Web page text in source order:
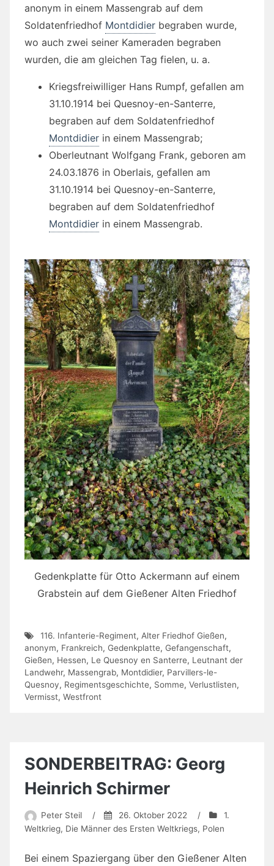
anonym in einem Massengrab auf dem
Soldatenfriedhof Montdidier begraben wurde,
wo auch zwei seiner Kameraden begraben
wurden, die am gleichen Tag fielen, u. a.
Kriegsfreiwilliger Hans Rumpf, gefallen am
31.10.1914 bei Quesnoy-en-Santerre,
begraben auf dem Soldatenfriedhof
Montdidier in einem Massengrab;
Oberleutnant Wolfgang Frank, geboren am
24.03.1876 in Oberlais, gefallen am
31.10.1914 bei Quesnoy-en-Santerre,
begraben auf dem Soldatenfriedhof
Montdidier in einem Massengrab.
Gedenkplatte für Otto Ackermann auf einem
Grabstein auf dem Gießener Alten Friedhof
116. Infanterie-Regiment, Alter Friedhof Gießen,
anonym, Frankreich, Gedenkplatte, Gefangenschaft,
Gießen, Hessen, Le Quesnoy en Santerre, Leutnant der
Landwehr, Massengrab, Montdidier, Parvillers-le-
Quesnoy, Regimentsgeschichte, Somme, Verlustlisten,
Vermisst, Westfront
SONDERBEITRAG: Georg
Heinrich Schirmer
Peter Steil / 26. Oktober 2022 /
1.
Weltkrieg, Die Männer des Ersten Weltkriegs, Polen
Bei einem Spaziergang über den Gießener Alten